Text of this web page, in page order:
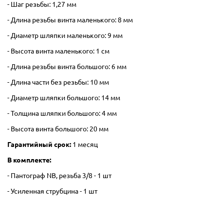
- Шаг резьбы: 1,27 мм
- Длина резьбы винта маленького: 8 мм
- Диаметр шляпки маленького: 9 мм
- Высота винта маленького: 1 см
- Длина резьбы винта большого: 6 мм
- Длина части без резьбы: 10 мм
- Диаметр шляпки большого: 14 мм
- Толщина шляпки большого: 4 мм
- Высота винта большого: 20 мм
Гарантийный срок: 1 месяц
В комплекте:
- Пантограф NB, резьба 3/8 - 1 шт
- Усиленная струбцина - 1 шт